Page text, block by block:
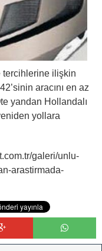
tercihlerine ilişkin
aracını en az
yandan Hollandalı
yollara
galeri/unlu-
arastirmada-